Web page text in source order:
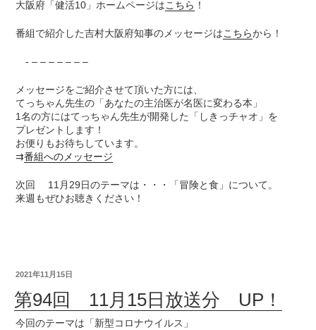
大阪府「健活10」ホームページはこちら ！
番組で紹介した吉村大阪府知事のメッセージはこちらから！
- – – – – – – –
メッセージをご紹介させて頂いた方には、
てっちゃん先生の「あなたの主治医が名医に変わる本」
1名の方にはてっちゃん先生が開発した「しきっチャオ」を
プレゼントします！
お便りもお待ちしています。
⇉番組へのメッセージ
次回 11月29日のテーマは・・・「冒険と食」について。
来週もぜひお聴きください！
2021年11月15日
第94回 11月15日放送分 UP！
今回のテーマは「新型コロナウイルス」